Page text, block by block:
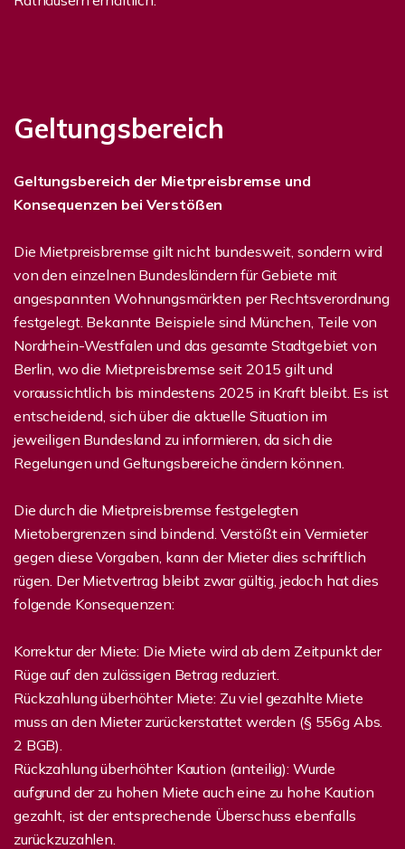
Geltungsbereich
Geltungsbereich der Mietpreisbremse und
Konsequenzen bei Verstößen
Die Mietpreisbremse gilt nicht bundesweit, sondern wird
von den einzelnen Bundesländern für Gebiete mit
angespannten Wohnungsmärkten per Rechtsverordnung
festgelegt. Bekannte Beispiele sind München, Teile von
Nordrhein-Westfalen und das gesamte Stadtgebiet von
Berlin, wo die Mietpreisbremse seit 2015 gilt und
voraussichtlich bis mindestens 2025 in Kraft bleibt. Es ist
entscheidend, sich über die aktuelle Situation im
jeweiligen Bundesland zu informieren, da sich die
Regelungen und Geltungsbereiche ändern können.
Die durch die Mietpreisbremse festgelegten
Mietobergrenzen sind bindend. Verstößt ein Vermieter
gegen diese Vorgaben, kann der Mieter dies schriftlich
rügen. Der Mietvertrag bleibt zwar gültig, jedoch hat dies
folgende Konsequenzen:
Korrektur der Miete: Die Miete wird ab dem Zeitpunkt der
Rüge auf den zulässigen Betrag reduziert.
Rückzahlung überhöhter Miete: Zu viel gezahlte Miete
muss an den Mieter zurückerstattet werden (§ 556g Abs.
2 BGB).
Rückzahlung überhöhter Kaution (anteilig): Wurde
aufgrund der zu hohen Miete auch eine zu hohe Kaution
gezahlt, ist der entsprechende Überschuss ebenfalls
zurückzuzahlen.